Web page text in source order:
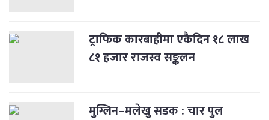
ट्राफिक कारबाहीमा एकैदिन १८ लाख
८१ हजार राजस्व सङ्कलन
मुग्लिन–मलेखु सडक : चार पुल